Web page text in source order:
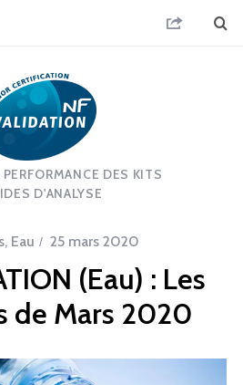
DES KITS
D'ANALYSE
, Eau 25 mars 2020
(Eau) : Les
de Mars 2020